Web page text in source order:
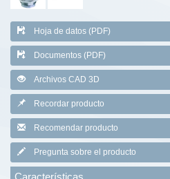
Hoja de datos (PDF)
Documentos (PDF)
Archivos CAD 3D
Recordar producto
Recomendar producto
Pregunta sobre el producto
Características